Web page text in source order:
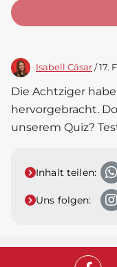
Isabell Cäsar / 17.
Die Achtziger
hervorgebracht.
unserem Quiz?
Inhalt teilen:
Uns folgen: